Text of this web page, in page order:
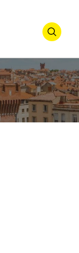
Nous ?
VOTRE
Offre
*
vente